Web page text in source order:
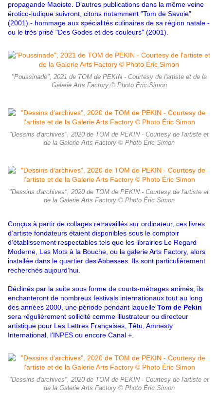
propagande Maoiste. D’autres publications dans la même veine
érotico-ludique suivront, citons notamment "Tom de Savoie"
(2001) - hommage aux spécialités culinaires de sa région natale -
ou le très prisé "Des Godes et des couleurs" (2001).
"Poussinade", 2021 de TOM de PEKIN - Courtesy de l'artiste et de la
Galerie Arts Factory © Photo Éric Simon
"Dessins d'archives", 2020 de TOM de PEKIN - Courtesy de l'artiste et
de la Galerie Arts Factory © Photo Éric Simon
"Dessins d'archives", 2020 de TOM de PEKIN - Courtesy de l'artiste et
de la Galerie Arts Factory © Photo Éric Simon
Conçus à partir de collages retravaillés sur ordinateur, ces livres
d’artiste fondateurs étaient disponibles sous le comptoir
d’établissement respectables tels que les librairies Le Regard
Moderne, Les Mots à la Bouche, ou la galerie Arts Factory, alors
installée dans le quartier des Abbesses. Ils sont particulièrement
recherchés aujourd’hui.
Déclinés par la suite sous forme de courts-métrages animés, ils
enchanteront de nombreux festivals internationaux tout au long
des années 2000, une période pendant laquelle Tom de Pekin
sera régulièrement sollicité comme illustrateur ou directeur
artistique pour Les Lettres Françaises, Têtu, Amnesty
International, l'INPES ou encore Canal +.
"Dessins d'archives", 2020 de TOM de PEKIN - Courtesy de l'artiste et
de la Galerie Arts Factory © Photo Éric Simon